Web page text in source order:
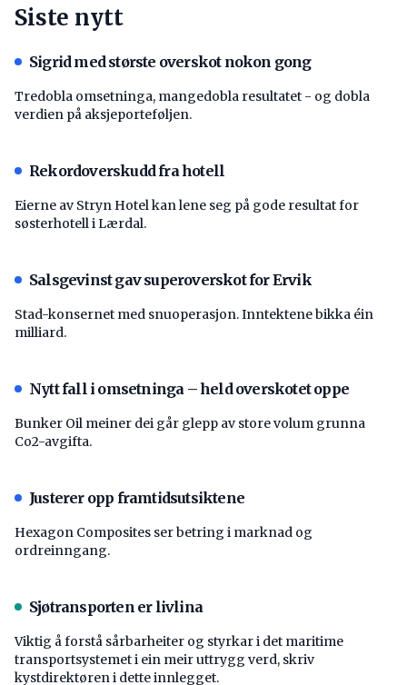
Siste nytt
Sigrid med største overskot nokon gong
Tredobla omsetninga, mangedobla resultatet - og dobla
verdien på aksjeporteføljen.
Rekordoverskudd fra hotell
Eierne av Stryn Hotel kan lene seg på gode resultat for
søsterhotell i Lærdal.
Salsgevinst gav superoverskot for Ervik
Stad-konsernet med snuoperasjon. Inntektene bikka éin
milliard.
Nytt fall i omsetninga – held overskotet oppe
Bunker Oil meiner dei går glepp av store volum grunna
Co2-avgifta.
Justerer opp framtidsutsiktene
Hexagon Composites ser betring i marknad og
ordreinngang.
Sjøtransporten er livlina
Viktig å forstå ­sårbarheiter og styrkar i det maritime
transport­systemet i ein meir uttrygg verd, skriv
kystdirektøren i dette innlegget.